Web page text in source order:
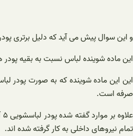
و این سوال پیش می آید که دلیل برتری پودر لباسشویی ۵ آنزیم نسبت به بقیه پودر
این ماده شوینده لباس نسبت به بقیه
این این ماده شوینده که به صورت پودر
صرفه است.
تمام نیروهای داخلی به کار گرفته شده اند.